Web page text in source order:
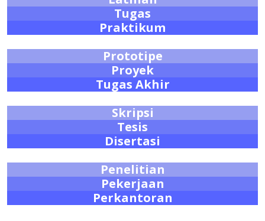
Tugas
Praktikum
Prototipe
Proyek
Tugas Akhir
Skripsi
Tesis
Disertasi
Penelitian
Pekerjaan
Perkantoran